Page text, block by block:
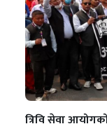
त्रिवि सेवा